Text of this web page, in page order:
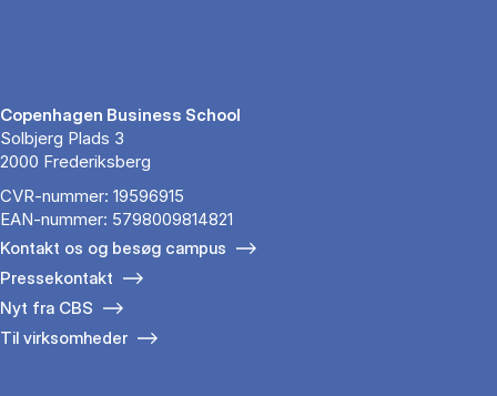
Copenhagen Business School
Solbjerg Plads 3
2000 Frederiksberg
CVR-nummer: 19596915
EAN-nummer: 5798009814821
Kontakt os og besøg campus
Pressekontakt
Nyt fra CBS
Til virksomheder